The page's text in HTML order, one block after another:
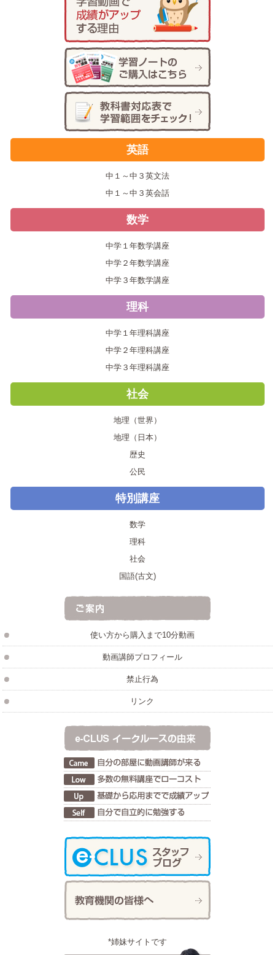
英語
中１～中３英文法
中１～中３英会話
数学
中学１年数学講座
中学２年数学講座
中学３年数学講座
理科
中学１年理科講座
中学２年理科講座
中学３年理科講座
社会
地理（世界）
地理（日本）
歴史
公民
特別講座
数学
理科
社会
国語(古文)
使い方から購入まで10分動画
動画講師プロフィール
禁止行為
リンク
*姉妹サイトです